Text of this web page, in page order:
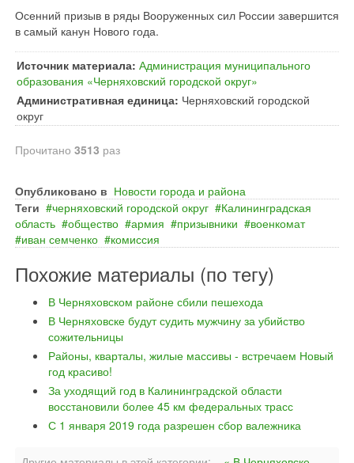
Осенний призыв в ряды Вооруженных сил России завершится
в самый канун Нового года.
Источник материала: Администрация муниципального
образования «Черняховский городской округ»
Административная единица: Черняховский городской
округ
Прочитано 3513 раз
Опубликовано в Новости города и района
Теги
черняховский городской округ
Калининградская
область
общество армия призывники
военкомат
иван семченко
комиссия
Похожие материалы (по тегу)
В Черняховском районе сбили пешехода
В Черняховске будут судить мужчину за убийство
сожительницы
Районы, кварталы, жилые массивы - встречаем Новый
год красиво!
За уходящий год в Калининградской области
восстановили более 45 км федеральных трасс
С 1 января 2019 года разрешен сбор валежника